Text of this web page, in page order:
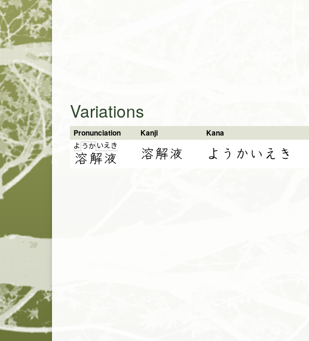
Variations
Pronunciation Kanji Kana
よ う
溶
か い
解
えき
液 溶解液 ようかいえき